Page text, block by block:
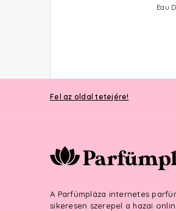
Eau
Fel az oldal tetejére!
A Parfümpláza internetes
sikeresen szerepel a hazai